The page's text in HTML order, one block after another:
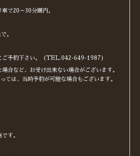
で20～30分圏内。
。
ご予約下さい。（TEL.042-649-1987）
合など、お受け出来ない場合がございます。
ては、当時予約が可能な場合もございます。
す。